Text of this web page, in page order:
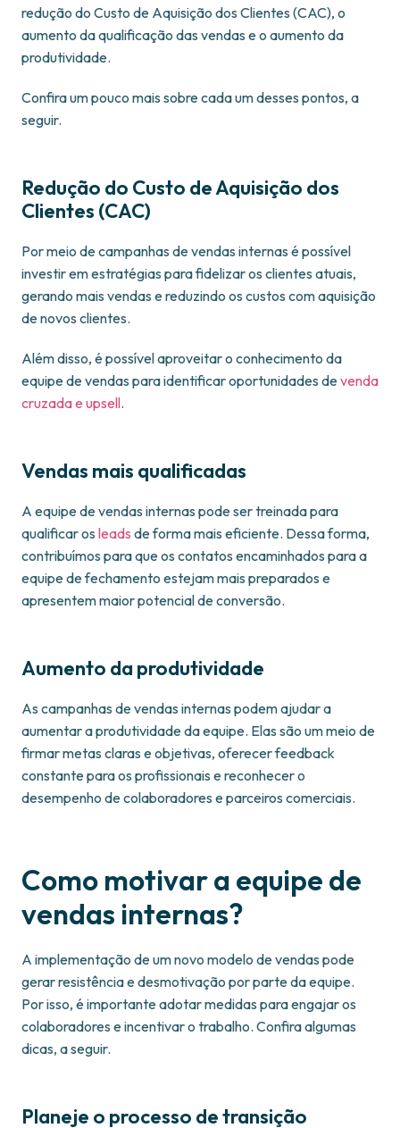
redução do Custo de Aquisição dos Clientes (CAC), o
aumento da qualificação das vendas e o aumento da
produtividade.
Confira um pouco mais sobre cada um desses pontos, a
seguir.
Redução do Custo de Aquisição dos
Clientes (CAC)
Por meio de campanhas de vendas internas é possível
investir em estratégias para fidelizar os clientes atuais,
gerando mais vendas e reduzindo os custos com aquisição
de novos clientes.
Além disso, é possível aproveitar o conhecimento da
equipe de vendas para identificar oportunidades devenda
cruzada e upsell.
Vendas mais qualificadas
A equipe de vendas internas pode ser treinada para
qualificar os leads de forma mais eficiente. Dessa forma,
contribuímos para que os contatos encaminhados para a
equipe de fechamento estejam mais preparados e
apresentem maior potencial de conversão.
Aumento da produtividade
As campanhas de vendas internas podem ajudar a
aumentar a produtividade da equipe. Elas são um meio de
firmar metas claras e objetivas, oferecer feedback
constante para os profissionais e reconhecer o
desempenho de colaboradores e parceiros comerciais.
Como motivar a equipe de
vendas internas?
A implementação de um novo modelo de vendas pode
gerar resistência e desmotivação por parte da equipe.
Por isso, é importante adotar medidas para engajar os
colaboradores e incentivar o trabalho. Confira algumas
dicas, a seguir.
Planeje o processo de transição